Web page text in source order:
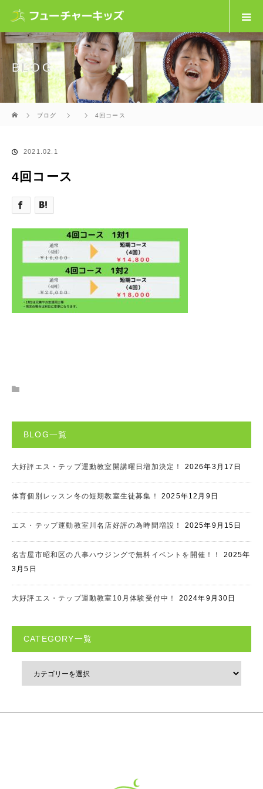
BLOG
ブログ
4回コース
2021.02.1
4回コース
BLOG一覧
大好評エス・テップ運動教室開講曜日増加決定！ 2026年3月17日
体育個別レッスン冬の短期教室生徒募集！ 2025年12月9日
エス・テップ運動教室川名店好評の為時間増設！ 2025年9月15日
名古屋市昭和区の八事ハウジングで無料イベントを開催！！
2025年
3月5日
大好評エス・テップ運動教室10月体験受付中！ 2024年9月30日
CATEGORY一覧